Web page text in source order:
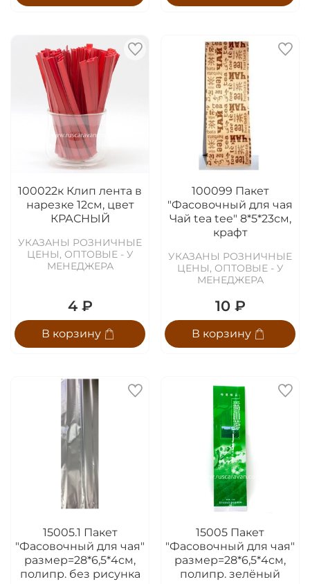
100022к Клип лента в
нарезке 12см, цвет
КРАСНЫЙ
УКАЗАНЫ РОЗНИЧНЫЕ
ЦЕНЫ, ОПТОВЫЕ - У
МЕНЕДЖЕРА
4 ₽
В корзину
100099 Пакет
"Фасовочный для чая
Чай tea tee" 8*5*23см,
крафт
УКАЗАНЫ РОЗНИЧНЫЕ
ЦЕНЫ, ОПТОВЫЕ - У
МЕНЕДЖЕРА
10 ₽
В корзину
15005.1 Пакет
"Фасовочный для чая"
размер=28*6,5*4см,
полипр. без рисунка
15005 Пакет
"Фасовочный для чая"
размер=28*6,5*4см,
полипр. зелёный